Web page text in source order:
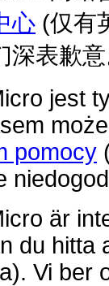
心 (仅有
表歉意
jest
pomocy
är
du hitta
Vi ber